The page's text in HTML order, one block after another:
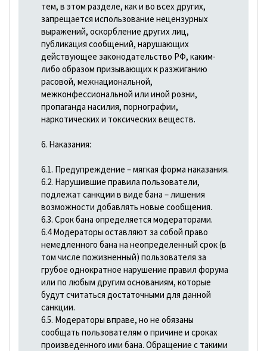
тем, в этом разделе, как и во всех других,
запрещается использование нецензурных
выражений, оскорбление других лиц,
публикация сообщений, нарушающих
действующее законодательство РФ, каким-
либо образом призывающих к разжиганию
расовой, межнациональной,
межконфессиональной или иной розни,
пропаганда насилия, порнографии,
наркотических и токсических веществ.
6. Наказания:
6.1. Предупреждение – мягкая форма наказания.
6.2. Нарушившие правила пользователи,
подлежат санкции в виде бана – лишения
возможности добавлять новые сообщения.
6.3. Срок бана определяется модераторами.
6.4 Модераторы оставляют за собой право
немедленного бана на неопределенный срок (в
том числе пожизненный) пользователя за
грубое однократное нарушение правил форума
или по любым другим основаниям, которые
будут считаться достаточными для данной
санкции.
6.5. Модераторы вправе, но не обязаны
сообщать пользователям о причине и сроках
произведенного ими бана. Обращение с такими